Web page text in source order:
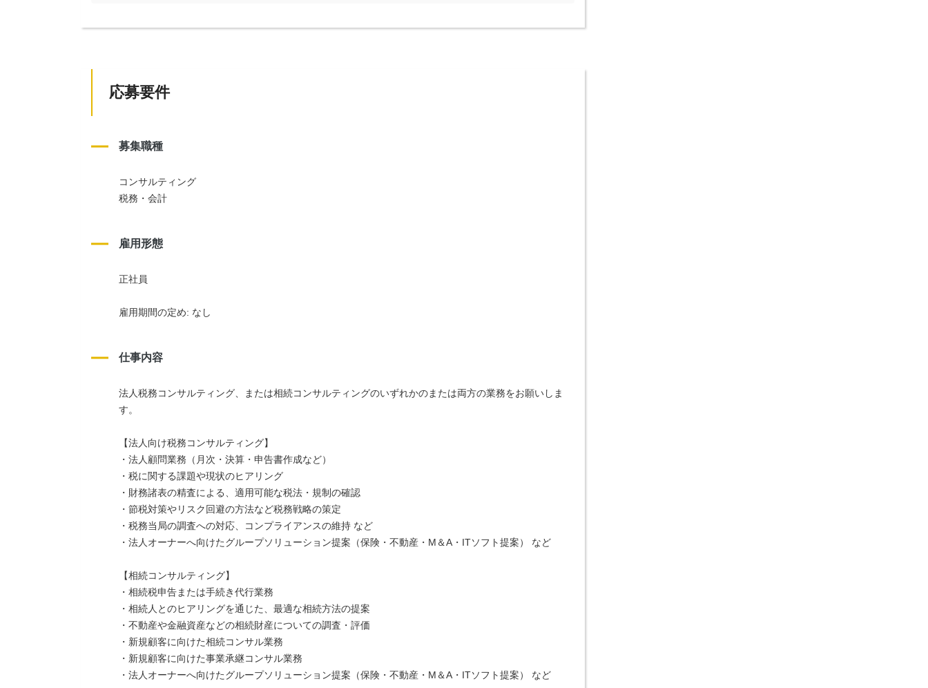
応募要件
募集職種
コンサルティング
税務・会計
雇用形態
正社員
雇用期間の定め: なし
仕事内容
法人税務コンサルティング、または相続コンサルティングのいずれかのまたは両方の業務をお願いしま
す。
【法人向け税務コンサルティング】
・法人顧問業務（月次・決算・申告書作成など）
・税に関する課題や現状のヒアリング
・財務諸表の精査による、適用可能な税法・規制の確認
・節税対策やリスク回避の方法など税務戦略の策定
・税務当局の調査への対応、コンプライアンスの維持 など
・法人オーナーへ向けたグループソリューション提案（保険・不動産・М＆A・ITソフト提案） など
【相続コンサルティング】
・相続税申告または手続き代行業務
・相続人とのヒアリングを通じた、最適な相続方法の提案
・不動産や金融資産などの相続財産についての調査・評価
・新規顧客に向けた相続コンサル業務
・新規顧客に向けた事業承継コンサル業務
・法人オーナーへ向けたグループソリューション提案（保険・不動産・М＆A・ITソフト提案） など